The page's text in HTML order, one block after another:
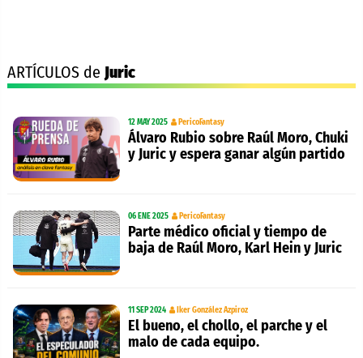
ARTÍCULOS de Juric
12 MAY 2025 PericoFantasy
Álvaro Rubio sobre Raúl Moro, Chuki
y Juric y espera ganar algún partido
06 ENE 2025 PericoFantasy
Parte médico oficial y tiempo de
baja de Raúl Moro, Karl Hein y Juric
11 SEP 2024 Iker González Azpiroz
El bueno, el chollo, el parche y el
malo de cada equipo.